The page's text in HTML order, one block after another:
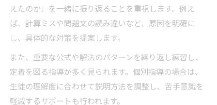
えたのか」を一緒に振り返ることを重視します。例え
ば、計算ミスや問題文の読み違いなど、原因を明確に
し、具体的な対策を提案します。
また、重要な公式や解法のパターンを繰り返し練習し、
定着を図る指導が多く見られます。個別指導の場合は、
生徒の理解度に合わせて説明方法を調整し、苦手意識を
軽減するサポートも行われます。